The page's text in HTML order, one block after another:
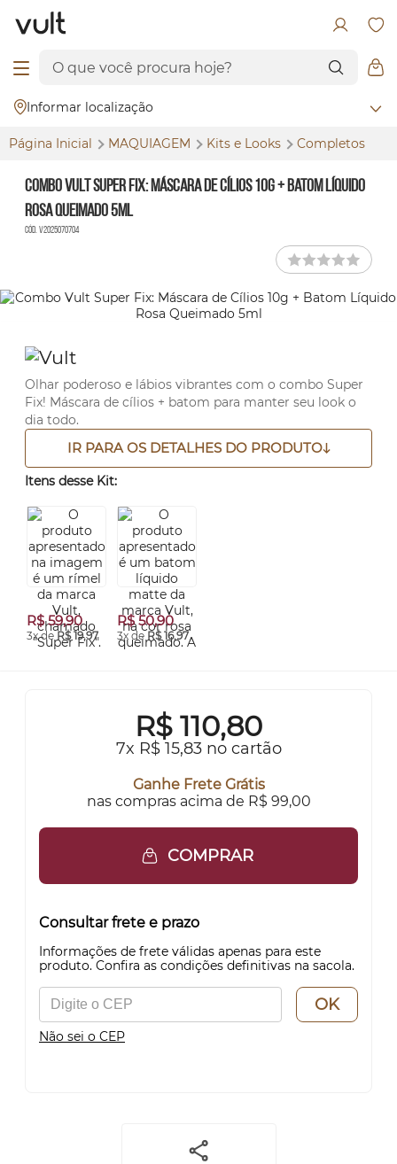
Informar localização
Página Inicial MAQUIAGEM Kits e Looks Completos
Combo Vult Super Fix: Máscara de Cílios 10g + Batom Líquido
Rosa Queimado 5ml
Cód. V2025070704
Olhar poderoso e lábios vibrantes com o combo Super
Fix! Máscara de cílios + batom para manter seu look o
dia todo.
IR PARA OS DETALHES DO PRODUTO
Itens desse Kit:
R$ 59,90
3x de R$ 19,97
R$ 50,90
3x de R$ 16,97
R$ 110,80
7x R$ 15,83 no cartão
Ganhe Frete Grátis
nas compras acima de R$ 99,00
COMPRAR
Consultar frete e prazo
Informações de frete válidas apenas para este
produto. Confira as condições definitivas na sacola.
OK
Não sei o CEP